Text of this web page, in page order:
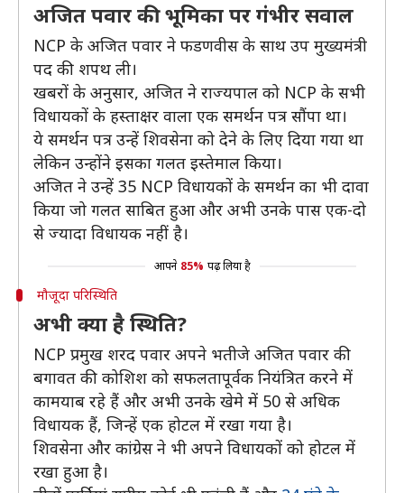
अजित पवार की भूमिका पर गंभीर सवाल
NCP के अजित पवार ने फडणवीस के साथ उप मुख्यमंत्री
पद की शपथ ली।
खबरों के अनुसार, अजित ने राज्यपाल को NCP के सभी
विधायकों के हस्ताक्षर वाला एक समर्थन पत्र सौंपा था।
ये समर्थन पत्र उन्हें शिवसेना को देने के लिए दिया गया था
लेकिन उन्होंने इसका गलत इस्तेमाल किया।
अजित ने उन्हें 35 NCP विधायकों के समर्थन का भी दावा
किया जो गलत साबित हुआ और अभी उनके पास एक-दो
से ज्यादा विधायक नहीं है।
आपने 85% पढ़ लिया है
मौजूदा परिस्थिति
अभी क्या है स्थिति?
NCP प्रमुख शरद पवार अपने भतीजे अजित पवार की
बगावत की कोशिश को सफलतापूर्वक नियंत्रित करने में
कामयाब रहे हैं और अभी उनके खेमे में 50 से अधिक
विधायक हैं, जिन्हें एक होटल में रखा गया है।
शिवसेना और कांग्रेस ने भी अपने विधायकों को होटल में
रखा हुआ है।